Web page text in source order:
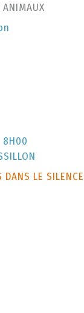
8H00
LE SILENCE